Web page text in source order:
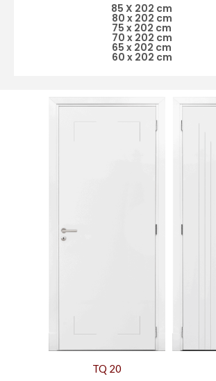
85 X 202 cm
80 x 202 cm
75 x 202 cm
70 x 202 cm
65 x 202 cm
60 x 202 cm
TQ 20